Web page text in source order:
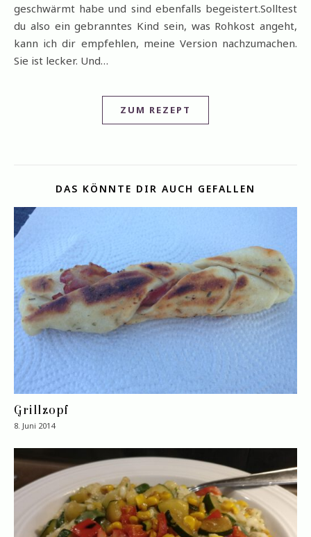
geschwärmt habe und sind ebenfalls begeistert.Solltest
du also ein gebranntes Kind sein, was Rohkost angeht,
kann ich dir empfehlen, meine Version nachzumachen.
Sie ist lecker. Und…
ZUM REZEPT
DAS KÖNNTE DIR AUCH GEFALLEN
Grillzopf
8. Juni 2014